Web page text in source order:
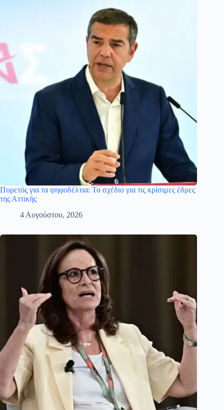
Πυρετός για τα ψηφοδέλτια: Το σχέδιο για τις κρίσιμες έδρες
της Αττικής
4 Αυγούστου, 2026